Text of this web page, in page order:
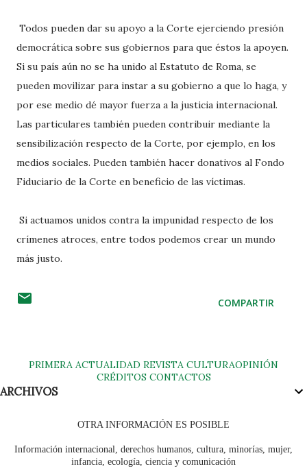
Todos pueden dar su apoyo a la Corte ejerciendo presión
democrática sobre sus gobiernos para que éstos la apoyen.
Si su país aún no se ha unido al Estatuto de Roma, se
pueden movilizar para instar a su gobierno a que lo haga, y
por ese medio dé mayor fuerza a la justicia internacional.
Las particulares también pueden contribuir mediante la
sensibilización respecto de la Corte, por ejemplo, en los
medios sociales. Pueden también hacer donativos al Fondo
Fiduciario de la Corte en beneficio de las víctimas.
Si actuamos unidos contra la impunidad respecto de los
crímenes atroces, entre todos podemos crear un mundo
más justo.
COMPARTIR
PRIMERA ACTUALIDAD REVISTA CULTURAOPINIÓN
CRÉDITOSCONTACTOS
ARCHIVOS
OTRA INFORMACIÓN ES POSIBLE
Información internacional, derechos humanos, cultura, minorías, mujer,
infancia, ecología, ciencia y comunicación